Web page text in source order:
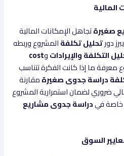
المالية
صغيرةتجاهل الإمكانات المالية
دورتحليل تكلفةالمشروع وربطه
التكلفة والإيراداتوcost
ما إذا كانت الفكرة تتناسب
دراسة جدوى صغيرةمقارنة
ضروري لضمان استمرارية المشروع
خاصة فيدراسة جدوى مشاريع
السوق